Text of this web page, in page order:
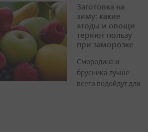
Заготовка на
зиму: какие
ягоды и овощи
теряют пользу
при заморозке
Смородина и
брусника лучше
всего подойдут для